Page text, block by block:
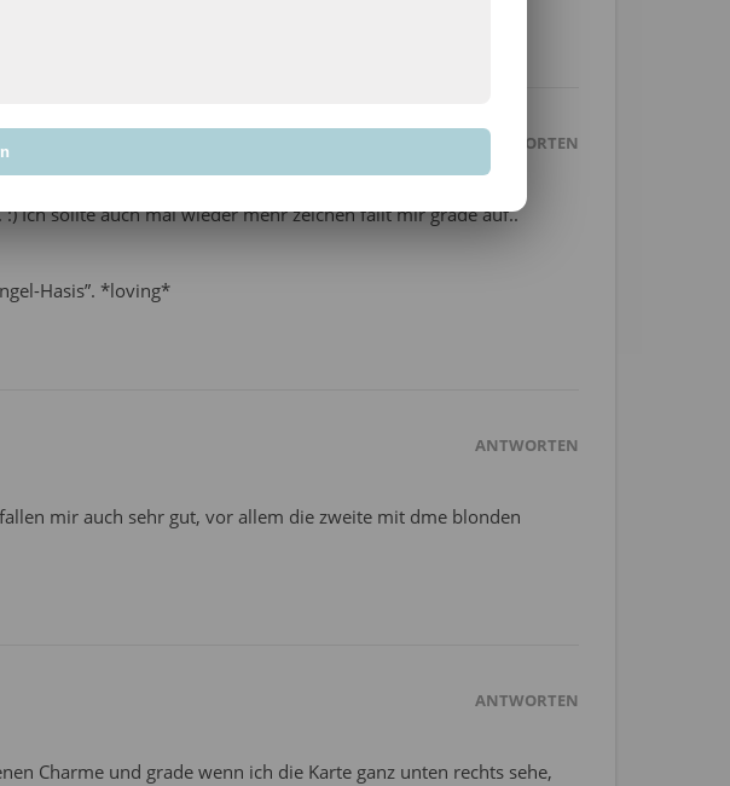
ANTWORTEN
Ich sollte auch mal wieder mehr zeichen fällt mir grade auf..
Hasis”. *loving*
ANTWORTEN
mir auch sehr gut, vor allem die zweite mit dme blonden
ANTWORTEN
Charme und grade wenn ich die Karte ganz unten rechts sehe,